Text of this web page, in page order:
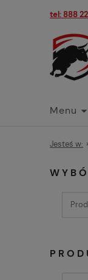
tel: 888
Menu
Jesteś w: